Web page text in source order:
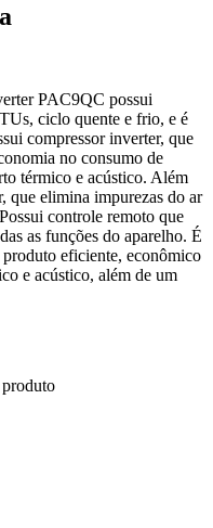
PAC9QC possui
ciclo quente e frio, e é
compressor inverter, que
no consumo de
térmico e acústico. Além
que elimina impurezas do ar
controle remoto que
as funções do aparelho. É
eficiente, econômico
e acústico, além de um